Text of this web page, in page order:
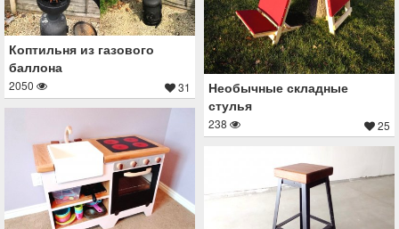
Коптильня из газового
баллона
2050 31
Необычные складные
стулья
238 25